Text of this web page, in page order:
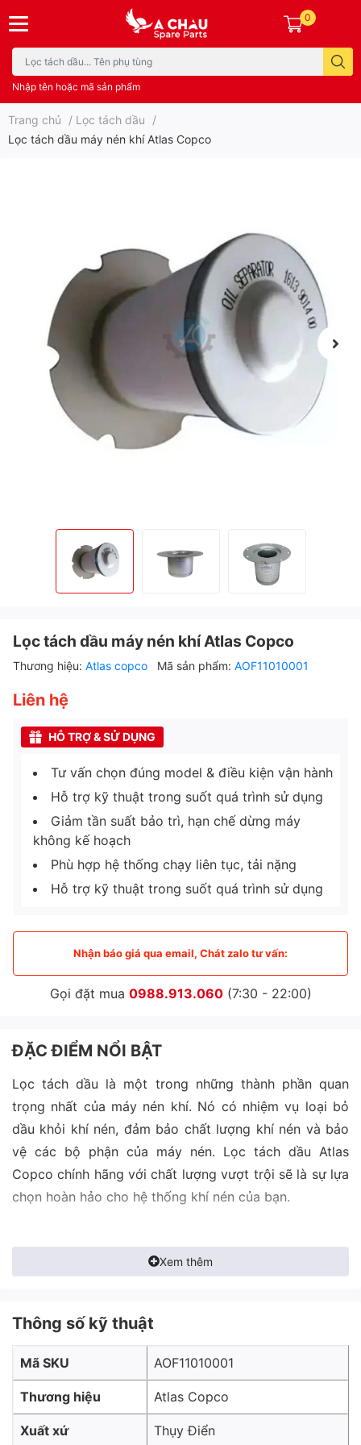
Nhập tên hoặc mã sản phẩm
0
Trang chủ / Lọc tách dầu
/
Lọc tách dầu máy nén khí Atlas Copco
Lọc tách dầu máy nén khí Atlas Copco
Thương hiệu: Atlas copco Mã sản phẩm: AOF11010001
Liên hệ
HỖ TRỢ & SỬ DỤNG
Tư vấn chọn đúng model & điều kiện vận hành
Hỗ trợ kỹ thuật trong suốt quá trình sử dụng
Giảm tần suất bảo trì, hạn chế dừng máy
không kế hoạch
Phù hợp hệ thống chạy liên tục, tải nặng
Hỗ trợ kỹ thuật trong suốt quá trình sử dụng
Nhận báo giá qua email, Chát zalo tư vấn:
Gọi đặt mua 0988.913.060(7:30 - 22:00)
ĐẶC ĐIỂM NỔI BẬT
Lọc tách dầu là một trong những thành phần quan
trọng nhất của máy nén khí. Nó có nhiệm vụ loại bỏ
dầu khỏi khí nén, đảm bảo chất lượng khí nén và bảo
vệ các bộ phận của máy nén. Lọc tách dầu Atlas
Copco chính hãng với chất lượng vượt trội sẽ là sự lựa
chọn hoàn hảo cho hệ thống khí nén của bạn.
Xem thêm
Thông số kỹ thuật
Mã SKU AOF11010001
Thương hiệu Atlas Copco
Xuất xứ Thụy Điển